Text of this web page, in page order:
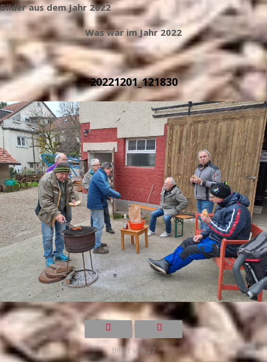
Bilder aus dem Jahr 2022
Was war im Jahr 2022
20221201_121830
Bild 1 von 27